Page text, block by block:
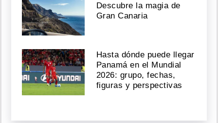
Descubre la magia de
Gran Canaria
Hasta dónde puede llegar
Panamá en el Mundial
2026: grupo, fechas,
figuras y perspectivas